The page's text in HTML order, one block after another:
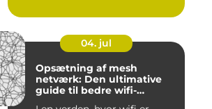
04. jul
Opsætning af mesh
netværk: Den ultimative
guide til bedre wifi-